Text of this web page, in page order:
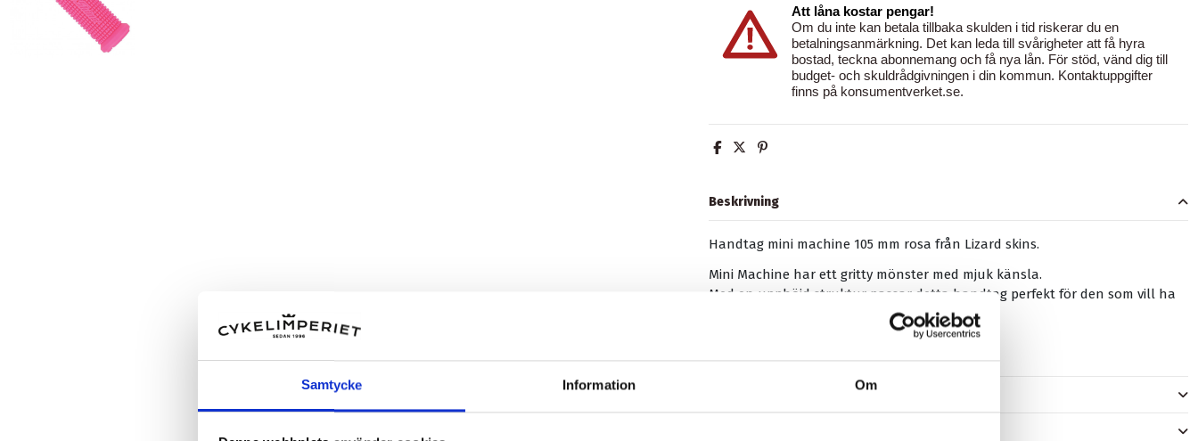
Samtycke Information Om
Att låna kostar pengar!
Om du inte kan betala tillbaka skulden i tid riskerar du en
betalningsanmärkning. Det kan leda till svårigheter att få hyra
bostad, teckna abonnemang och få nya lån. För stöd, vänd dig till
budget- och skuldrådgivningen i din kommun. Kontaktuppgifter
finns på konsumentverket.se.
Beskrivning
Handtag mini machine 105 mm rosa från Lizard skins.
Mini Machine har ett gritty mönster med mjuk känsla.
Med en upphöjd struktur passar detta handtag perfekt för den som vill ha
ett tunt grepp eller har små händer.